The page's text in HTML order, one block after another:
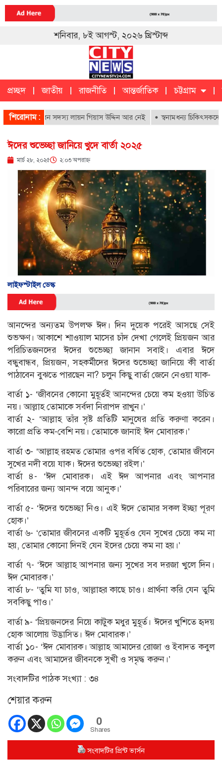
শনিবার, ৮ই আগস্ট, ২০২৬ খ্রিস্টাব্দ
প্রচ্ছদ জাতীয় রাজনীতি আন্তর্জাতিক চট্টগ্রাম
চট্টগ্রাম
শিরোনাম :
আজীবন সদস্য লায়ন গিয়াস উদ্দিন আর নেই স্বনামধন্য চিকিৎসকদের
ঈদের শুভেচ্ছা জানিয়ে খুদে বার্তা ২০২৫
মার্চ ২৮, ২০২৫ ২:০৩ অপরাহ্ণ
লাইফস্টাইল ডেস্ক
আনন্দের অন্যতম উপলক্ষ ঈদ। দিন দুয়েক পরেই আসছে সেই
শুভক্ষণ। আকাশে শাওয়াল মাসের চাঁদ দেখা গেলেই প্রিয়জন আর
পরিচিতজনদের ঈদের শুভেচ্ছা জানান সবাই। এবার ঈদে
বন্ধুবান্ধব, প্রিয়জন, সহকর্মীদের ঈদের শুভেচ্ছা জানিয়ে কী বার্তা
পাঠাবেন বুঝতে পারছেন না? চলুন কিছু বার্তা জেনে নেওয়া যাক-
বার্তা ১- ‘জীবনের কোনো মুহূর্তই আনন্দের চেয়ে কম হওয়া উচিত
নয়। আল্লাহ তোমাকে সর্বদা নিরাপদ রাখুন।’
বার্তা ২- ‘আল্লাহ তাঁর সৃষ্ট প্রতিটি মানুষের প্রতি করুণা করেন।
কারো প্রতি কম-বেশি নয়। তোমাকে জানাই ঈদ মোবারক।’
বার্তা ৩- ‘আল্লাহ রহমত তোমার ওপর বর্ষিত হোক, তোমার জীবনে
সুখের নদী বয়ে যাক। ঈদের শুভেচ্ছা রইল।’
বার্তা ৪- ‘ঈদ মোবারক। এই ঈদ আপনার এবং আপনার
পরিবারের জন্য আনন্দ বয়ে আনুক।’
বার্তা ৫- ‘ঈদের শুভেচ্ছা নিও। এই ঈদে তোমার সকল ইচ্ছা পূরণ
হোক।’
বার্তা ৬- ‘তোমার জীবনের একটি মুহূর্তও যেন সুখের চেয়ে কম না
হয়, তোমার কোনো দিনই যেন ইদের চেয়ে কম না হয়।’
বার্তা ৭- ‘ঈদে আল্লাহ আপনার জন্য সুখের সব দরজা খুলে দিন।
ঈদ মোবারক।’
বার্তা ৮- ‘তুমি যা চাও, আল্লাহর কাছে চাও। প্রার্থনা করি যেন তুমি
সবকিছু পাও।’
বার্তা ৯- ‘প্রিয়জনদের নিয়ে কাটুক মধুর মুহূর্ত। ঈদের খুশিতে হৃদয়
হোক আলোয় উদ্ভাসিত। ঈদ মোবারক।’
বার্তা ১০- ‘ঈদ মোবারক। আল্লাহ আমাদের রোজা ও ইবাদত কবুল
করুন এবং আমাদের জীবনকে সুখী ও সমৃদ্ধ করুন।’
সংবাদটির পাঠক সংখ্যা : ৩৪
শেয়ার করুন
0
Shares
সংবাদটির প্রিন্ট ভার্সন